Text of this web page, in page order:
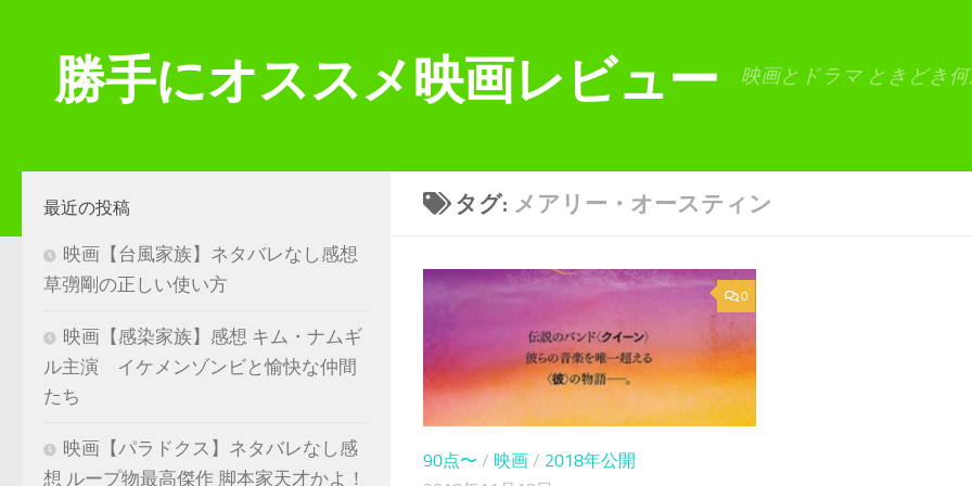
勝手にオススメ映画レビュー 映画とドラマ ときどき
タグ: メアリー・オースティン
0
90点〜 / 映画 / 2018年公開
最近の投稿
映画【台風家族】ネタバレなし感想
草彅剛の正しい使い方
映画【感染家族】感想 キム・ナムギ
ル主演 イケメンゾンビと愉快な仲間
たち
映画【パラドクス】ネタバレなし感
想 ループ物最高傑作 脚本家天才かよ！